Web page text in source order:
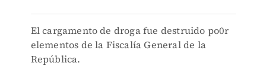
El cargamento de droga fue destruido po0r
elementos de la Fiscalía General de la
República.